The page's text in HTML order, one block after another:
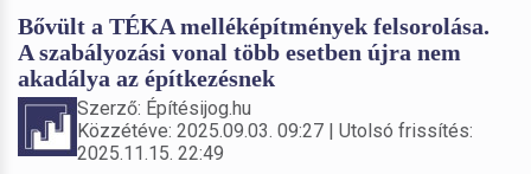
Bővült a TÉKA melléképítmények felsorolása.
A szabályozási vonal több esetben újra nem
akadálya az építkezésnek
Szerző: Építésijog.hu
Közzétéve: 2025.09.03. 09:27 | Utolsó frissítés:
2025.11.15. 22:49